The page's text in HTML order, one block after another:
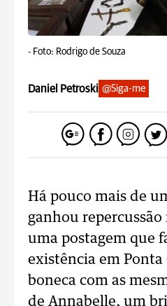
- Foto: Rodrigo de Souza
Daniel Petroski @Siga-me
Há pouco mais de
ganhou repercussão
uma postagem que
existência em Ponta
boneca com as
de Annabelle, um